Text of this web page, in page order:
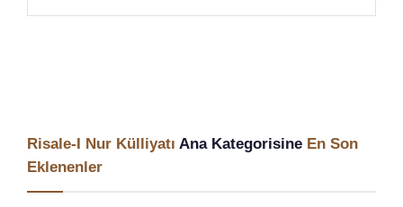
Risale-I Nur Külliyatı Ana Kategorisine En Son
Eklenenler